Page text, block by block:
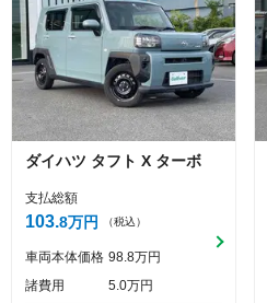
ダイハツ タフト X ターボ
支払総額
103 8万円 （税込）
車両本体価格 98 8万円
諸費用
5 0万円